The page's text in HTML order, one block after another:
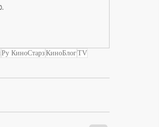
Ру КиноСтарз КиноБлогTV